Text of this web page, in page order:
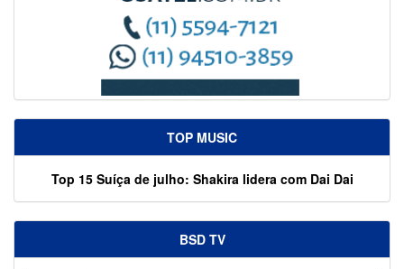
TOP MUSIC
Top 15 Suíça de julho: Shakira lidera com Dai Dai
BSD TV